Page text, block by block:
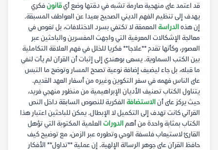
قد اعتمد على منهجية صارمة تشبه في دقتها وضع أيقانونفكري
يهدف إلى تنظيم الفهم الديني الصحيح بعيدا عن العواطف المسبقة.
إن هذهالدراسة المعمقة لا تكتفي بسرد الاختلافات، بل تغوص في
معالجة الإشكالات المعرفية التي واجهت المفسرين والباحثين عبر
العصور، وكأنها تقدم **علاجا** فكريا للخلل في فهم العلاقة التكاملية
بين الكتب السماوية. يسعى بوهندي إلى إثبات أن القرآن لم يأت لنفي
ما قبله، بل جاء ليضيف إضافة نوعية تصحح المسار وتوضح ما التبس
على الناس فهمه في سفر التكوين وغيره من أسفار العهد القديم.
يتناول الكتاب تصنيف الأديان الإبراهيمية من منظور منهجي فريد،
حيث يركز على أنالاستضافة الفكرية للنصوص السابقة داخل النص
القرآني كانت تهدف إلى التكميل لا الإبطال. يمكن للباحثين اعتبار هذا
الكتاب بمثابة واحدة من أهمالدورات العلمية المكتوبة التي تؤهل
القارئ لاستيعاب فلسفة الوحي وتطوره عبر الزمن، مع توضيح كيف
حافظ القرآن على جوهر الرسالة الإلهية. إن عملية **تداول** الأفكار